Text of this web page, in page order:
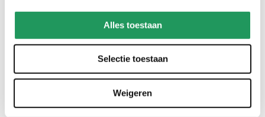
Alles toestaan
Selectie toestaan
Weigeren